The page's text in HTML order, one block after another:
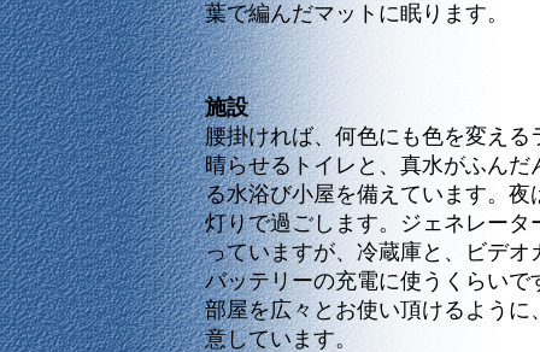
葉で編んだマットに眠ります。
施設
腰掛ければ、何色にも色を変える
晴らせるトイレと、真水がふんだ
る水浴び小屋を備えています。夜
灯りで過ごします。ジェネレータ
っていますが、冷蔵庫と、ビデオ
バッテリーの充電に使うくらいで
部屋を広々とお使い頂けるように
意しています。